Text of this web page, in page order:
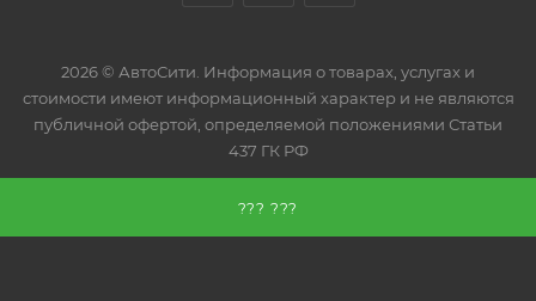
??? ???
2026 © АвтоСити. Информация о товарах, услугах и
стоимости имеют информационный характер и не являются
публичной офертой, определяемой положениями Статьи
437 ГК РФ